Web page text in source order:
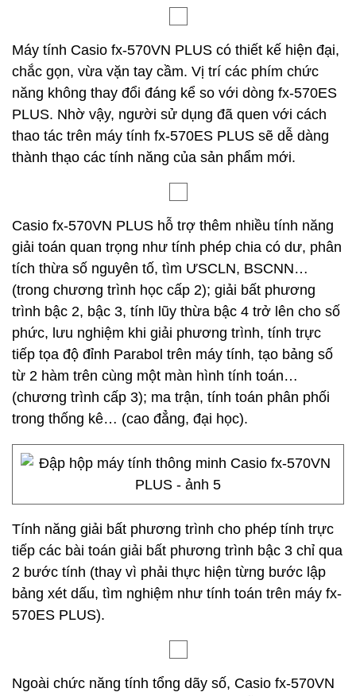
Máy tính Casio fx-570VN PLUS có thiết kế hiện đại,
chắc gọn, vừa vặn tay cầm. Vị trí các phím chức
năng không thay đổi đáng kể so với dòng fx-570ES
PLUS. Nhờ vậy, người sử dụng đã quen với cách
thao tác trên máy tính fx-570ES PLUS sẽ dễ dàng
thành thạo các tính năng của sản phẩm mới.
Casio fx-570VN PLUS hỗ trợ thêm nhiều tính năng
giải toán quan trọng như tính phép chia có dư, phân
tích thừa số nguyên tố, tìm ƯSCLN, BSCNN…
(trong chương trình học cấp 2); giải bất phương
trình bậc 2, bậc 3, tính lũy thừa bậc 4 trở lên cho số
phức, lưu nghiệm khi giải phương trình, tính trực
tiếp tọa độ đỉnh Parabol trên máy tính, tạo bảng số
từ 2 hàm trên cùng một màn hình tính toán…
(chương trình cấp 3); ma trận, tính toán phân phối
trong thống kê… (cao đẳng, đại học).
Tính năng giải bất phương trình cho phép tính trực
tiếp các bài toán giải bất phương trình bậc 3 chỉ qua
2 bước tính (thay vì phải thực hiện từng bước lập
bảng xét dấu, tìm nghiệm như tính toán trên máy fx-
570ES PLUS).
Ngoài chức năng tính tổng dãy số, Casio fx-570VN